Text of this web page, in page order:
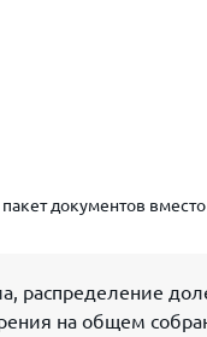
документов вместо
распределение
на общем